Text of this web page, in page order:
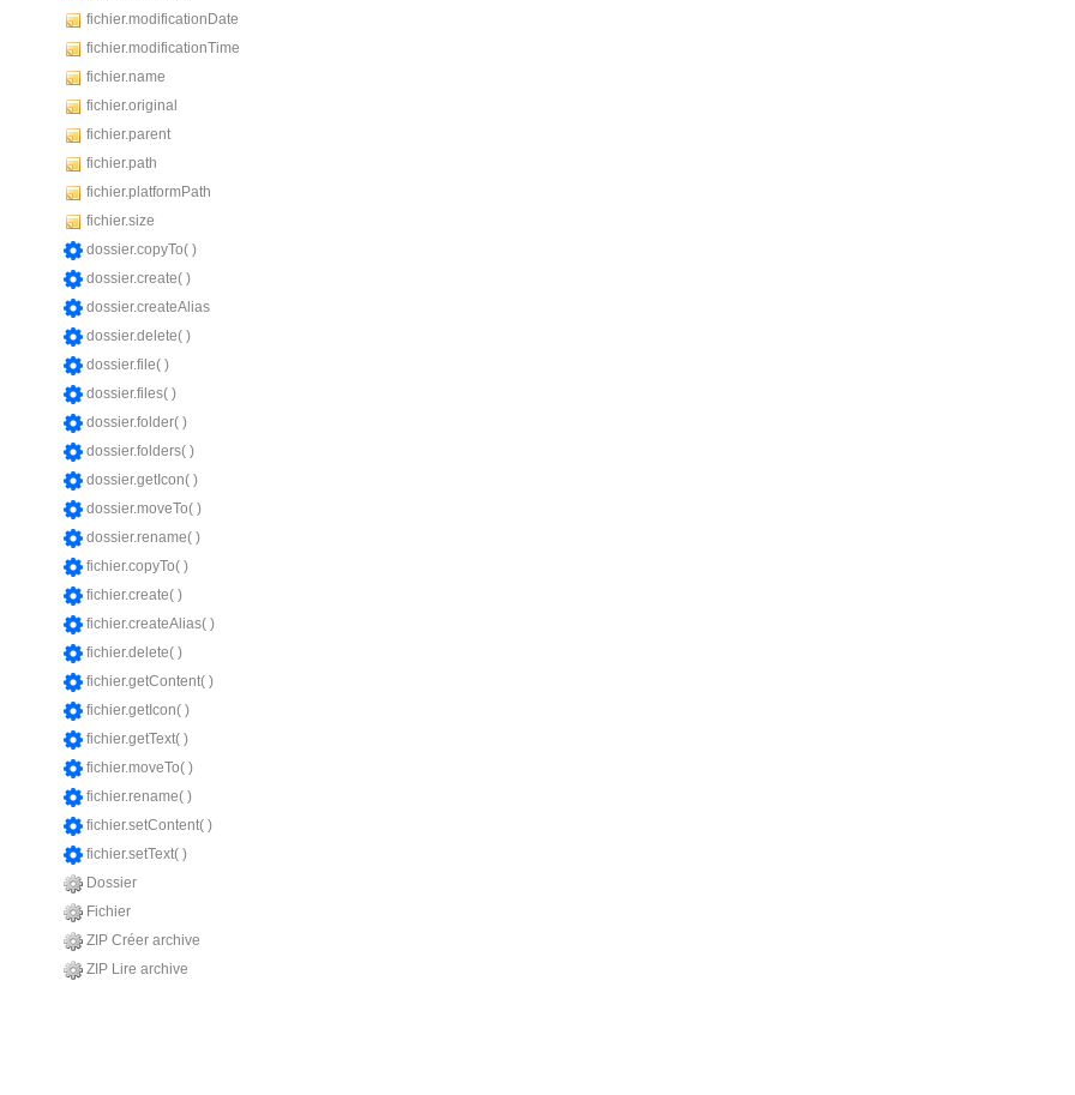
fichier.modificationDate
fichier.modificationTime
fichier.name
fichier.original
fichier.parent
fichier.path
fichier.platformPath
fichier.size
dossier.copyTo( )
dossier.create( )
dossier.createAlias
dossier.delete( )
dossier.file( )
dossier.files( )
dossier.folder( )
dossier.folders( )
dossier.getIcon( )
dossier.moveTo( )
dossier.rename( )
fichier.copyTo( )
fichier.create( )
fichier.createAlias( )
fichier.delete( )
fichier.getContent( )
fichier.getIcon( )
fichier.getText( )
fichier.moveTo( )
fichier.rename( )
fichier.setContent( )
fichier.setText( )
Dossier
Fichier
ZIP Créer archive
ZIP Lire archive